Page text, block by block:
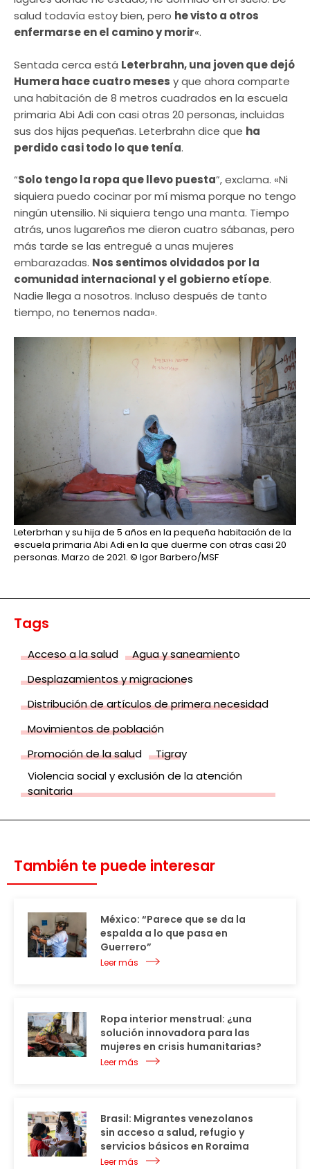
salud todavía estoy bien, pero he visto a otros
enfermarse en el camino y morir«.
Sentada cerca está Leterbrahn, una joven que dejó
Humera hace cuatro meses y que ahora comparte
una habitación de 8 metros cuadrados en la escuela
primaria Abi Adi con casi otras 20 personas, incluidas
sus dos hijas pequeñas. Leterbrahn dice que ha
perdido casi todo lo que tenía.
“Solo tengo la ropa que llevo puesta”, exclama. «Ni
siquiera puedo cocinar por mí misma porque no tengo
ningún utensilio. Ni siquiera tengo una manta. Tiempo
atrás, unos lugareños me dieron cuatro sábanas, pero
más tarde se las entregué a unas mujeres
embarazadas. Nos sentimos olvidados por la
comunidad internacional y el gobierno etíope.
Nadie llega a nosotros. Incluso después de tanto
tiempo, no tenemos nada».
Leterbrhan y su hija de 5 años en la pequeña habitación de la
escuela primaria Abi Adi en la que duerme con otras casi 20
personas. Marzo de 2021. © Igor Barbero/MSF
Tags
Acceso a la salud
Agua y saneamiento
Desplazamientos y migraciones
Distribución de artículos de primera necesidad
Movimientos de población
Promoción de la salud
Tigray
Violencia social y exclusión de la atención
sanitaria
También te puede interesar
México: “Parece que se da la
espalda a lo que pasa en
Guerrero”
Leer más
Ropa interior menstrual: ¿una
solución innovadora para las
mujeres en crisis humanitarias?
Leer más
Brasil: Migrantes venezolanos
sin acceso a salud, refugio y
servicios básicos en Roraima
Leer más